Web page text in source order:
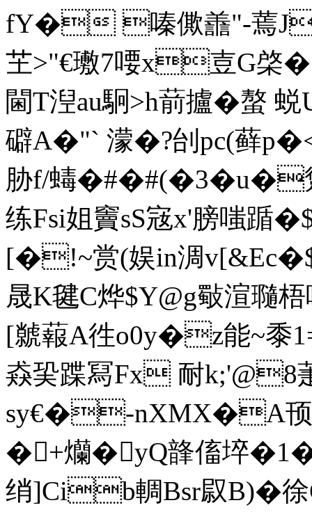
fY� 嗪僛譱"-蔫J袦
芏>"€璷7喓x壴G棨
閫T湼au駉>h葥攎�
礔A�"` 濛�?刣pc(藓
胁f/蝳�#�#(�3�u�躗
练Fsi姐竇sS宼x'膀嗤踲
[�!~赏(娱in淍
晟K毽C烨$Y@g斀渲瓍
[ 虩蕔A徃o0y�z能~黍
猋巬蹀冩Fx 耐k;'@8
sy€�-nXMX�A顸
�+爤�yQ韸傗埣
绡]Cib輖Bsr叞